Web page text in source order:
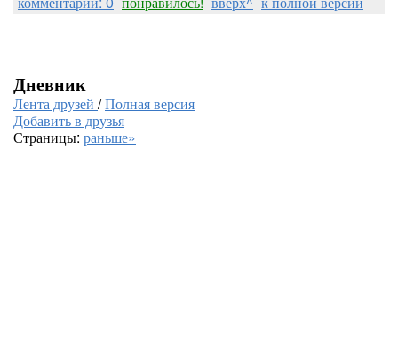
Дневник
Лента друзей /Полная версия
Добавить в друзья
Страницы: раньше»